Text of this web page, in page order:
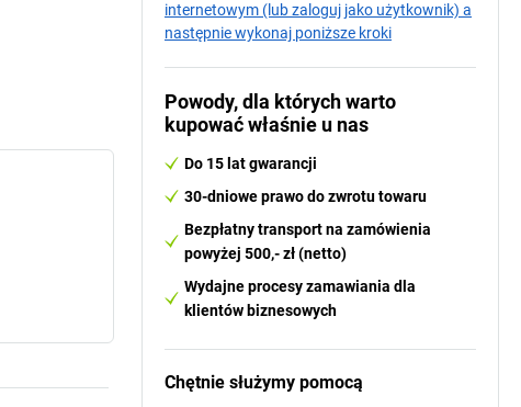
internetowym (lub zaloguj jako użytkownik) a
następnie wykonaj poniższe kroki
Powody, dla których warto
kupować właśnie u nas
Do 15 lat gwarancji
30-dniowe prawo do zwrotu towaru
Bezpłatny transport na zamówienia
powyżej 500,- zł (netto)
Wydajne procesy zamawiania dla
klientów biznesowych
Chętnie służymy pomocą